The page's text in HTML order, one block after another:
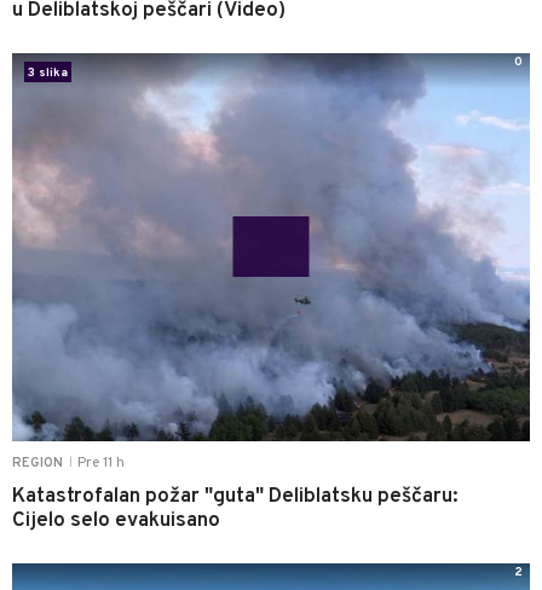
u Deliblatskoj peščari (Video)
REGION Pre 11 h
Katastrofalan požar "guta" Deliblatsku peščaru:
Cijelo selo evakuisano
3 slika
0
2